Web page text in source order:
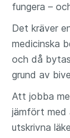
fungera –
Det kräver
medicinska
och då
grund av
Att jobba
jämfört med
utskrivna